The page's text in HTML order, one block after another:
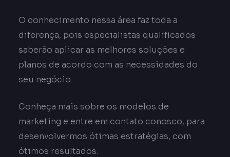
O conhecimento nessa área faz toda a
diferença, pois especialistas qualificados
saberão aplicar as melhores soluções e
planos de acordo com as necessidades do
seu negócio.
Conheça mais sobre os modelos de
marketing e entre em contato conosco, para
desenvolvermos ótimas estratégias, com
ótimos resultados.